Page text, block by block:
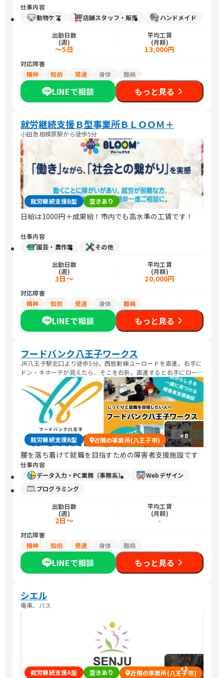
仕事内容
動物ケア
店舗スタッフ・販売 ハンドメイド
出勤日数
(週)
～5日
平均工賃
(月額)
13,000円
対応障害
精神
知的 発達 身体 難病
LINEで相談 もっと見る
就労継続支援Ｂ型事業所ＢＬＯＯＭ＋
小田急相模原駅から徒歩5分
就労継続支援B型 空きあり
日給は1000円＋成果給！市内でも高水準の工賃です！
仕事内容
園芸・農作業
その他
出勤日数
(週)
3日～
平均工賃
(月額)
20,000円
対応障害
精神
知的 発達 身体 難病
LINEで相談 もっと見る
フードバンク八王子ワークス
JR八王子駅北口より徒歩5分。西放射線ユーロードを直進。右手に
ドン・キホーテが見えたら、そこを右折。直進すると右手にロー
ランド像のあるビルがあります。そのビルの3階になります
+8
就労継続支援B型 近隣の事業所(八王子市)
腰を落ち着けて就職を目指すための障害者支援施設です
仕事内容
データ入力・PC業務（事務系）
Webデザイン
プログラミング
出勤日数
(週)
2日～
平均工賃
(月額)
-
対応障害
精神
知的 発達 身体 難病
LINEで相談 もっと見る
シエル
電車、バス
+5
就労継続支援A型 空きあり 近隣の事業所(八王子市)